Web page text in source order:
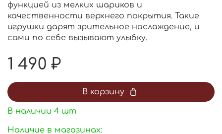
функцией из мелких шариков и
качественности верхнего покрытия. Такие
игрушки дарят зрительное наслаждение, и
сами по себе вызывают улыбку.
1 490 ₽
В корзину
В наличии 4 шт
Наличие в магазинах: